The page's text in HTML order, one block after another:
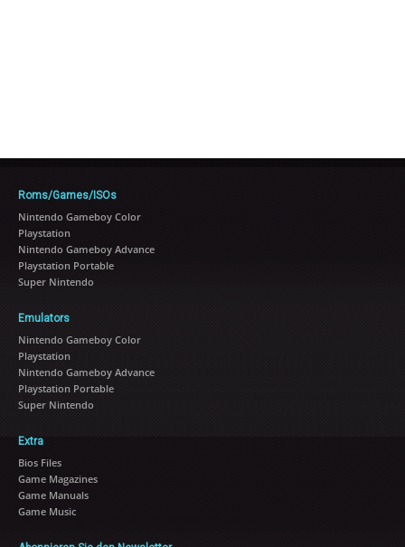
Roms/Games/ISOs
Nintendo Gameboy Color
Playstation
Nintendo Gameboy Advance
Playstation Portable
Super Nintendo
Emulators
Nintendo Gameboy Color
Playstation
Nintendo Gameboy Advance
Playstation Portable
Super Nintendo
Extra
Bios Files
Game Magazines
Game Manuals
Game Music